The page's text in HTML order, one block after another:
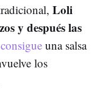
Loli
y después las
una salsa
los